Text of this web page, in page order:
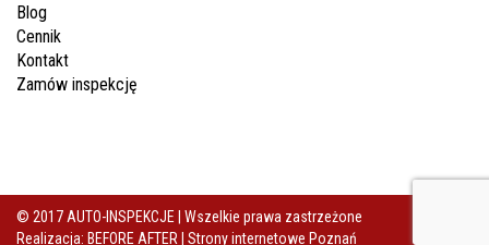
Blog
Cennik
Kontakt
Zamów inspekcję
© 2017 AUTO-INSPEKCJE | Wszelkie prawa zastrzeżone
Realizacja: BEFORE AFTER | Strony internetowe Poznań